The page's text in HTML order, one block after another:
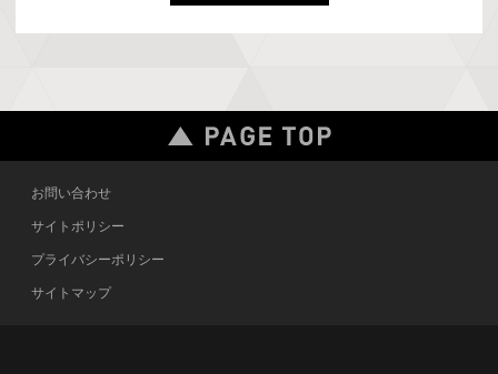
お問い合わせ
サイトポリシー
プライバシーポリシー
サイトマップ